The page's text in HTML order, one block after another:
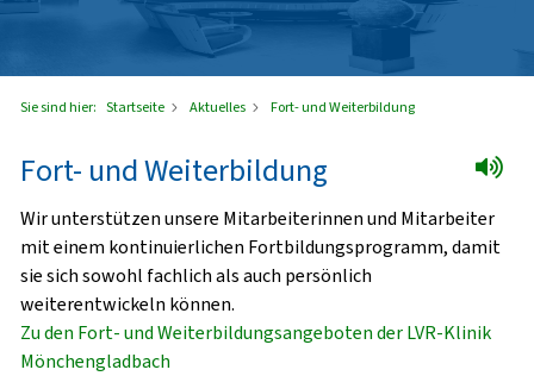
Sie sind hier: Startseite Aktuelles Fort- und Weiterbildung
Fort- und Weiterbildung
Wir unterstützen unsere Mitarbeiterinnen und Mitarbeiter
mit einem kontinuierlichen Fortbildungsprogramm, damit
sie sich sowohl fachlich als auch persönlich
weiterentwickeln können.
Zu den Fort- und Weiterbildungsangeboten der LVR-Klinik
Mönchengladbach